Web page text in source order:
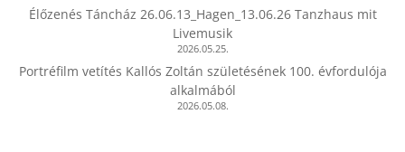
Élőzenés Táncház 26.06.13_Hagen_13.06.26 Tanzhaus mit
Livemusik
2026.05.25.
Portréfilm vetítés Kallós Zoltán születésének 100. évfordulója
alkalmából
2026.05.08.